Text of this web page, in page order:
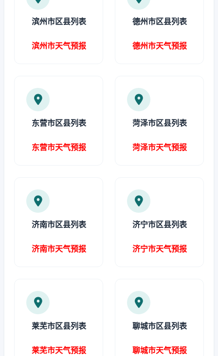
滨州市区县列表
滨州市天气预报
德州市区县列表
德州市天气预报
东营市区县列表
东营市天气预报
菏泽市区县列表
菏泽市天气预报
济南市区县列表
济南市天气预报
济宁市区县列表
济宁市天气预报
莱芜市区县列表
莱芜市天气预报
聊城市区县列表
聊城市天气预报